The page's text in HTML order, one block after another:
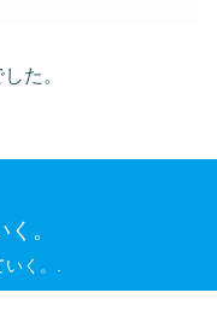
た。
。
いく。.